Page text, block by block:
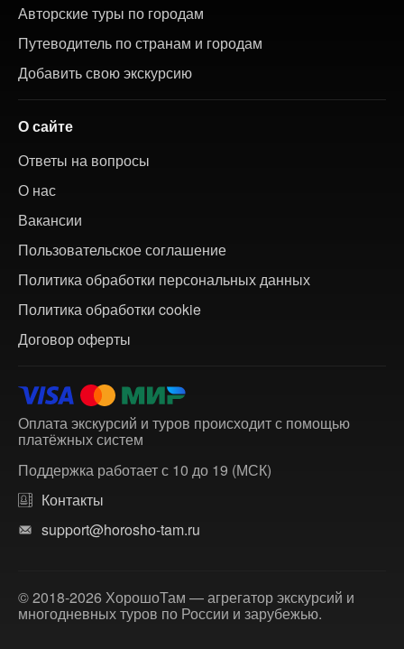
Авторские туры по городам
Путеводитель по странам и городам
Добавить свою экскурсию
О сайте
Ответы на вопросы
О нас
Вакансии
Пользовательское соглашение
Политика обработки персональных данных
Политика обработки cookie
Договор оферты
Оплата экскурсий и туров происходит с помощью
платёжных систем
Поддержка работает с 10 до 19 (МСК)
Контакты
support@horosho-tam.ru
© 2018-2026 ХорошоТам — агрегатор экскурсий и
многодневных туров по России и зарубежью.